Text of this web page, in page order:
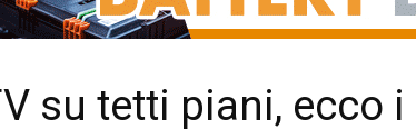
su tetti piani, ecco